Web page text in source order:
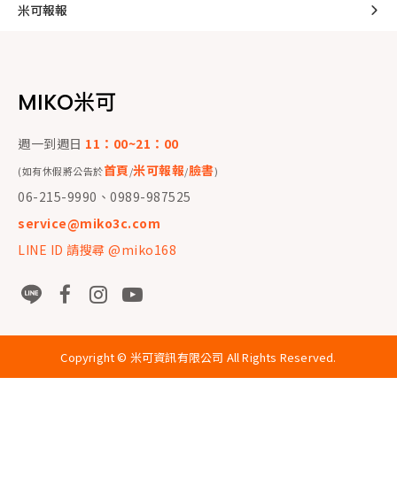
米可報報
MIKO米可
週一到週日 11：00~21：00
(如有休假將公告於首頁/米可報報/臉書)
06-215-9990、0989-987525
service@miko3c.com
LINE ID 請搜尋 @miko168
Copyright © 米可資訊有限公司 All Rights Reserved.